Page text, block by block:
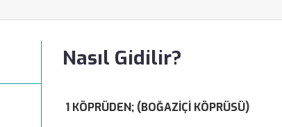
Nasıl Gidilir?
1 KÖPRÜDEN; (BOĞAZİÇİ KÖPRÜSÜ)